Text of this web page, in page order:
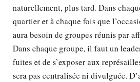
naturellement, plus tard. Dans
quartier et à chaque fois que
aura besoin de groupes réunis par
Dans chaque groupe, il faut un
fuites et de s’exposer aux
sera pas centralisée ni divulguée.